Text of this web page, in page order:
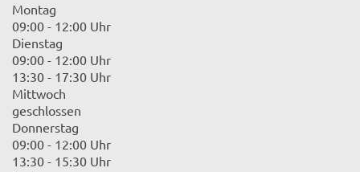
Montag
09:00 - 12:00 Uhr
Dienstag
09:00 - 12:00 Uhr
13:30 - 17:30 Uhr
Mittwoch
geschlossen
Donnerstag
09:00 - 12:00 Uhr
13:30 - 15:30 Uhr